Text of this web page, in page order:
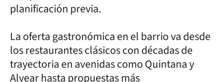
planificación previa.
La oferta gastronómica en el barrio va desde
los restaurantes clásicos con décadas de
trayectoria en avenidas como Quintana y
Alvear hasta propuestas más